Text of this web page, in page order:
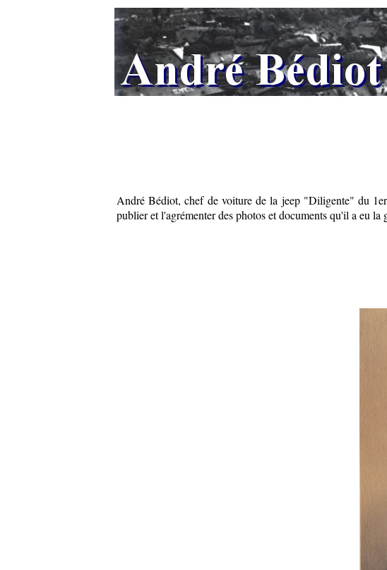
André Bédiot, chef de voiture de la jeep "Diligente" du
publier et l'agrémenter des photos et documents qu'il a eu la